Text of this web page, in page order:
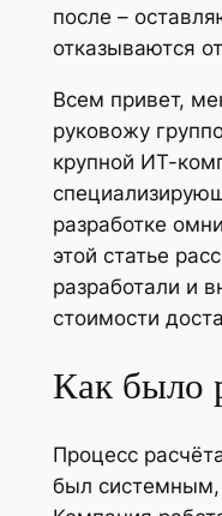
после –
отказываются
Всем привет,
руковожу
крупной ИТ-
разработке
этой статье
разработали и
стоимости
Как было
Процесс
был системным,